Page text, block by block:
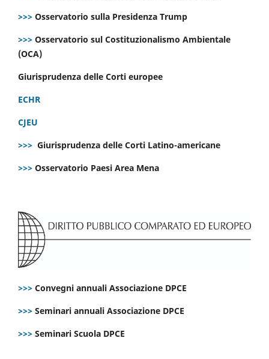
>>> Osservatorio sulla Presidenza Trump
>>> Osservatorio sul Costituzionalismo Ambientale
(OCA)
Giurisprudenza delle Corti europee
ECHR
CJEU
>>> Giurisprudenza delle Corti Latino-americane
>>> Osservatorio Paesi Area Mena
>>> Convegni annuali Associazione DPCE
>>> Seminari annuali Associazione DPCE
>>> Seminari Scuola DPCE